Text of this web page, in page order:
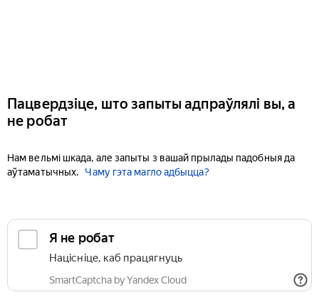
Пацвердзіце, што запыты адпраўлялі вы, а
не робат
Нам вельмі шкада, але запыты з вашай прылады падобныя да
аўтаматычных.
Чаму гэта магло адбыцца?
Я не робат
Націсніце, каб працягнуць
SmartCaptcha by Yandex Cloud